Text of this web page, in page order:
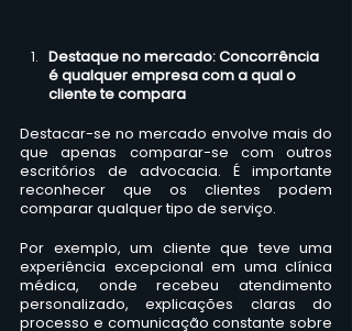
Destaque no mercado: Concorrência
é qualquer empresa com a qual o
cliente te compara
Destacar-se no mercado envolve mais do
que apenas comparar-se com outros
escritórios de advocacia. É importante
reconhecer que os clientes podem
comparar qualquer tipo de serviço.
Por exemplo, um cliente que teve uma
experiência excepcional em uma clínica
médica, onde recebeu atendimento
personalizado, explicações claras do
processo e comunicação constante sobre